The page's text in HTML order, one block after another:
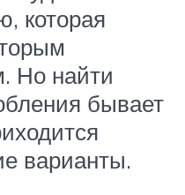
которая
Но найти
бывает
варианты.